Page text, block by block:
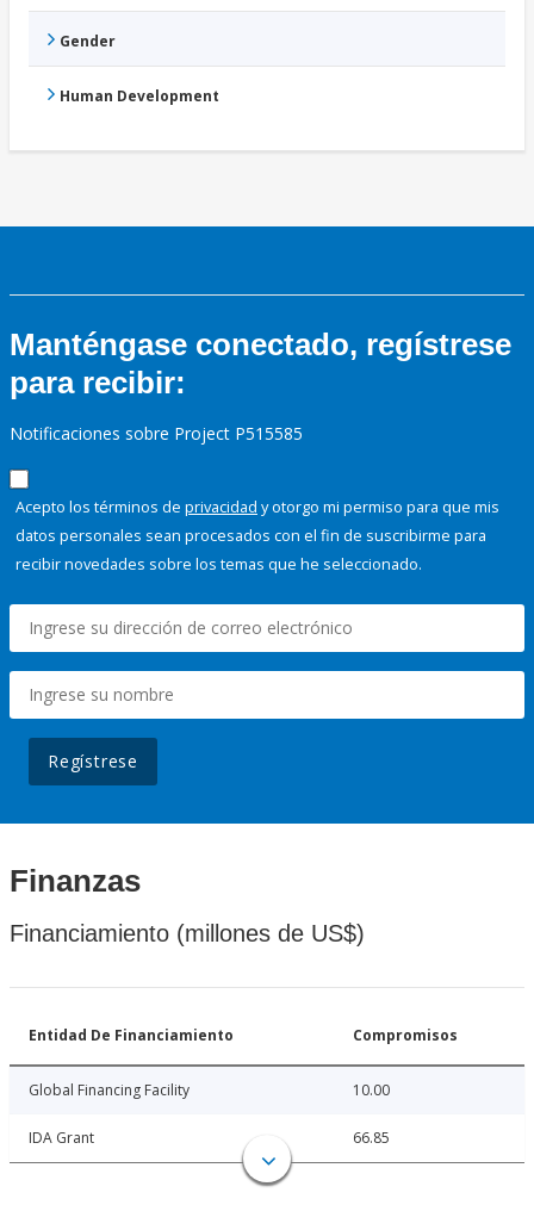
Gender
Human Development
Manténgase conectado, regístrese
para recibir:
Notificaciones sobre Project P515585
Acepto los términos de privacidad y otorgo mi permiso para que mis
datos personales sean procesados con el fin de suscribirme para
recibir novedades sobre los temas que he seleccionado.
Regístrese
Finanzas
Financiamiento (millones de US$)
Entidad De Financiamiento Compromisos
Global Financing Facility 10.00
IDA Grant 66.85